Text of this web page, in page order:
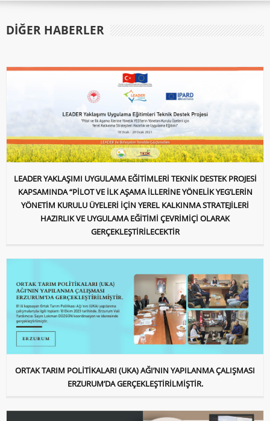
DIĞER HABERLER
LEADER YAKLAŞIMI UYGULAMA EĞİTİMLERİ TEKNİK DESTEK PROJESİ
KAPSAMINDA “PİLOT VE İLK AŞAMA İLLERİNE YÖNELİK YEG’LERİN
YÖNETİM KURULU ÜYELERİ İÇİN YEREL KALKINMA STRATEJİLERİ
HAZIRLIK VE UYGULAMA EĞİTİMİ ÇEVRİMİÇİ OLARAK
GERÇEKLEŞTİRİLECEKTİR
ORTAK TARIM POLİTİKALARI (UKA) AĞI’NIN YAPILANMA ÇALIŞMASI
ERZURUM’DA GERÇEKLEŞTİRİLMİŞTİR.